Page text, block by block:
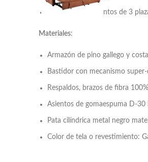
Capacidad de asientos de 3
Materiales:
Armazón de pino gallego y
Bastidor con mecanismo
Respaldos, brazos de fibra
Asientos de gomaespuma D-
Pata cilíndrica metal negro
Color de tela o revestimiento: